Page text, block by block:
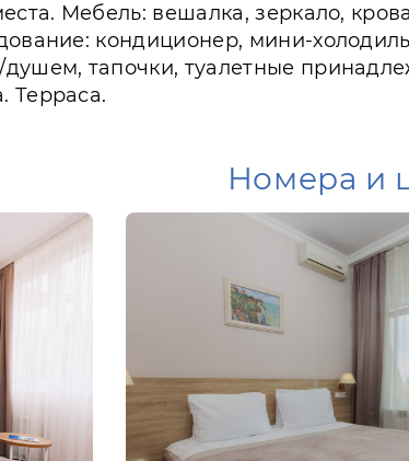
Мебель: вешалка, зеркало,
кондиционер, мини-
тапочки, туалетные
Терраса.
Номера и